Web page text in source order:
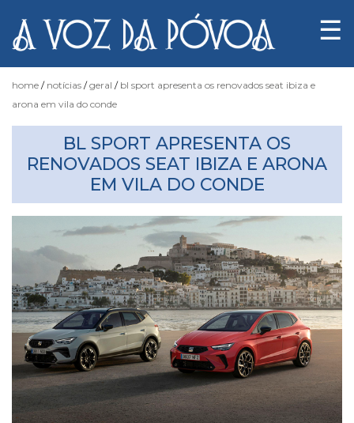
Notícias
do
e
Marés
Histórico
Vídeos
☰
home notícias geral
bl sport apresenta os renovados seat ibiza e
arona em vila do conde
BL SPORT APRESENTA OS
RENOVADOS SEAT IBIZA E ARONA
EM VILA DO CONDE